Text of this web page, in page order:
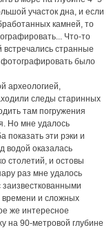
участок дна, и если
камней, то
Что-то
странные
было
археологией,
следы старинных
там погружения
Но мне удалось
показать эти рэки и
водой оказалась
столетий, и остовы
раз мне удалось
времени и сложных
же интересное
на 90-метровой глубине